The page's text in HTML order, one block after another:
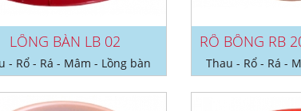
LỒNG BÀN LB 02
- Rổ - Rá - Mâm - Lồng bàn Thau - Rổ - Rá -